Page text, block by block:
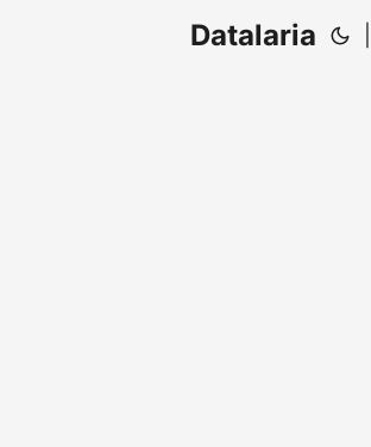
Datalaria